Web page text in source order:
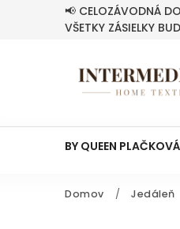
📢 CELOZÁVODNÁ
VŠETKY ZÁSIELKY
BY QUEEN PLAČKOVÁ
Domov / Jedáleň